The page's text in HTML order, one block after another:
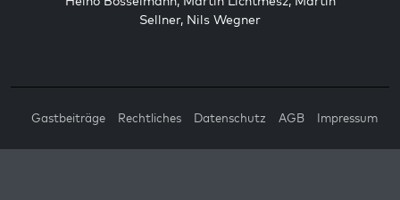
Sellner, Nils Wegner
Gastbeiträge Rechtliches Datenschutz AGB Impressum